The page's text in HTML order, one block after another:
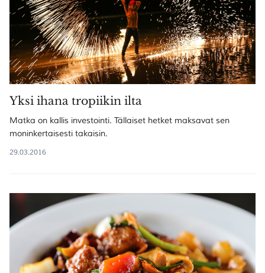
Yksi ihana tropiikin ilta
Matka on kallis investointi. Tällaiset hetket maksavat sen
moninkertaisesti takaisin.
29.03.2016